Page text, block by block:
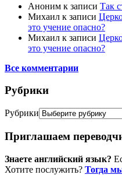
Аноним к записи Так
Михаил к записи
это учение опасно?
Михаил к записи
это учение опасно?
Все комментарии
Рубрики
Рубрики
Приглашаем
Знаете английский язык?
Хотите послужить? Тогда